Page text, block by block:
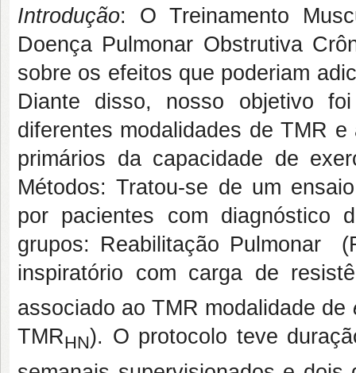
Introdução: O Treinamento
Doença Pulmonar Obstrutiva
sobre os efeitos que poderiam
Diante disso, nosso objetivo
diferentes modalidades de TMR
primários da capacidade de
Métodos: Tratou-se de um
por pacientes com diagnóstico
grupos: Reabilitação Pulmonar
inspiratório com carga de
associado ao TMR modalidade de
TMRHN). O protocolo teve